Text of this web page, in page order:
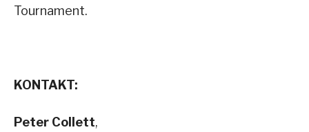
Tournament.
KONTAKT:
Peter Collett,